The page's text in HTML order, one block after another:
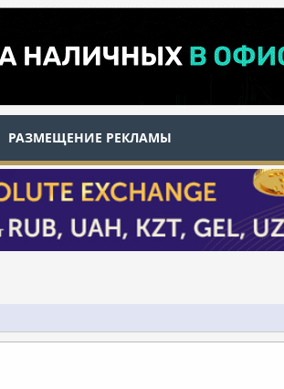
РАЗМЕЩЕНИЕ РЕКЛАМЫ